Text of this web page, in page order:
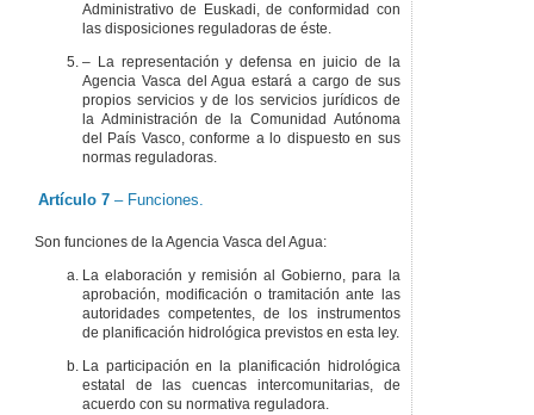
Administrativo de Euskadi, de conformidad con
las disposiciones reguladoras de éste.
– La representación y defensa en juicio de la
Agencia Vasca del Agua estará a cargo de sus
propios servicios y de los servicios jurídicos de
la Administración de la Comunidad Autónoma
del País Vasco, conforme a lo dispuesto en sus
normas reguladoras.
Artículo 7 – Funciones.
Son funciones de la Agencia Vasca del Agua:
La elaboración y remisión al Gobierno, para la
aprobación, modificación o tramitación ante las
autoridades competentes, de los instrumentos
de planificación hidrológica previstos en esta ley.
La participación en la planificación hidrológica
estatal de las cuencas intercomunitarias, de
acuerdo con su normativa reguladora.